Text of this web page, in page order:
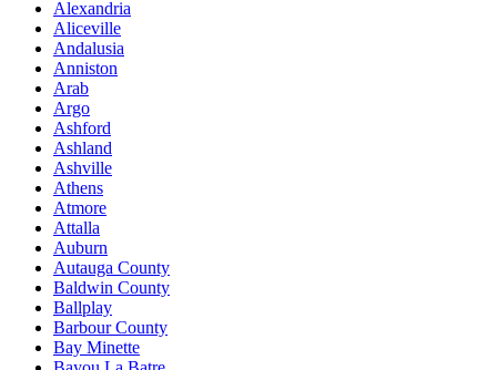
Alexandria
Aliceville
Andalusia
Anniston
Arab
Argo
Ashford
Ashland
Ashville
Athens
Atmore
Attalla
Auburn
Autauga County
Baldwin County
Ballplay
Barbour County
Bay Minette